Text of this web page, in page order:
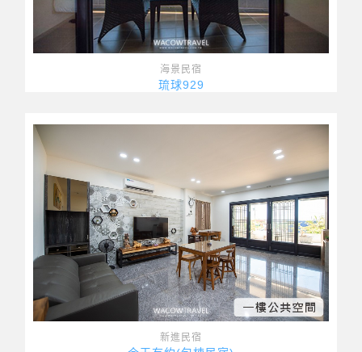
海景民宿
琉球929
新進民宿